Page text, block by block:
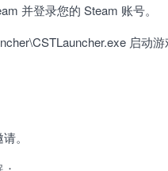
并登录您的 Steam 账号。
启动游
。